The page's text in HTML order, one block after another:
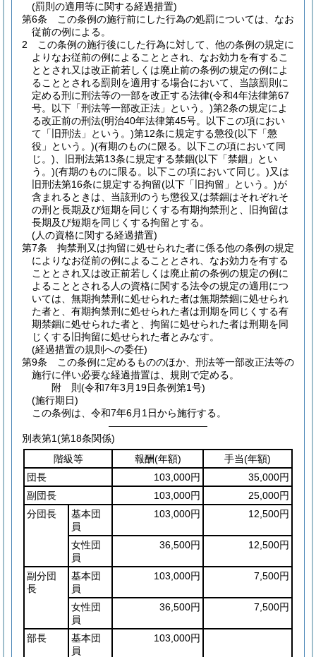
(罰則の適用等に関する経過措置)
第6条
この条例の施行前にした行為の処罰については、なお
従前の例による。
2
この条例の施行後にした行為に対して、他の条例の規定に
よりなお従前の例によることとされ、なお効力を有するこ
ととされ又は改正前若しくは廃止前の条例の規定の例によ
ることとされる罰則を適用する場合において、当該罰則に
定める刑に刑法等の一部を改正する法律(令和4年法律第67
号。以下「刑法等一部改正法」という。)第2条の規定によ
る改正前の刑法(明治40年法律第45号。以下この項におい
て「旧刑法」という。)第12条に規定する懲役(以下「懲
役」という。)(有期のものに限る。以下この項において同
じ。) 、旧刑法第13条に規定する禁錮(以下「禁錮」とい
う。)(有期のものに限る。以下この項において同じ。)又は
旧刑法第16条に規定する拘留(以下「旧拘留」という。)が
含まれるときは、当該刑のうち懲役又は禁錮はそれぞれそ
の刑と長期及び短期を同じくする有期拘禁刑と、旧拘留は
長期及び短期を同じくする拘留とする。
(人の資格に関する経過措置)
第7条
拘禁刑又は拘留に処せられた者に係る他の条例の規定
によりなお従前の例によることとされ、なお効力を有する
こととされ又は改正前若しくは廃止前の条例の規定の例に
よることとされる人の資格に関する法令の規定の適用につ
いては、無期拘禁刑に処せられた者は無期禁錮に処せられ
た者と、有期拘禁刑に処せられた者は刑期を同じくする有
期禁錮に処せられた者と、拘留に処せられた者は刑期を同
じくする旧拘留に処せられた者とみなす。
(経過措置の規則への委任)
第9条
この条例に定めるもののほか、刑法等一部改正法等の
施行に伴い必要な経過措置は、規則で定める。
附 則(令和7年3月19日条例第1号)
(施行期日)
この条例は、令和7年6月1日から施行する。
――――――――――
別表第1(第18条関係)
階級等
報酬(年額) 手当(年額)
団長
103,000円
35,000円
副団長
103,000円
25,000円
分団長
基本団
員
103,000円 12,500円
女性団
員
36,500円 12,500円
副分団
長
基本団
員
103,000円 7,500円
女性団
員
36,500円 7,500円
部長
基本団
員
103,000円